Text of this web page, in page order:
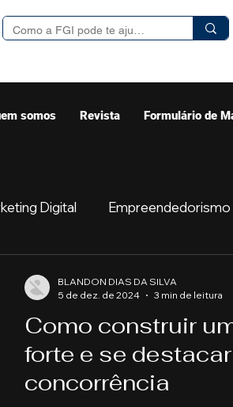
somos Revista Formulário de
Digital Empreendedorismo
Turmas de MBA Psicologia
de Graduação
Como construir
forte e se
concorrência
BLANDON DIAS DA SILVA
5 de dez. de 2024
3 min de leitura